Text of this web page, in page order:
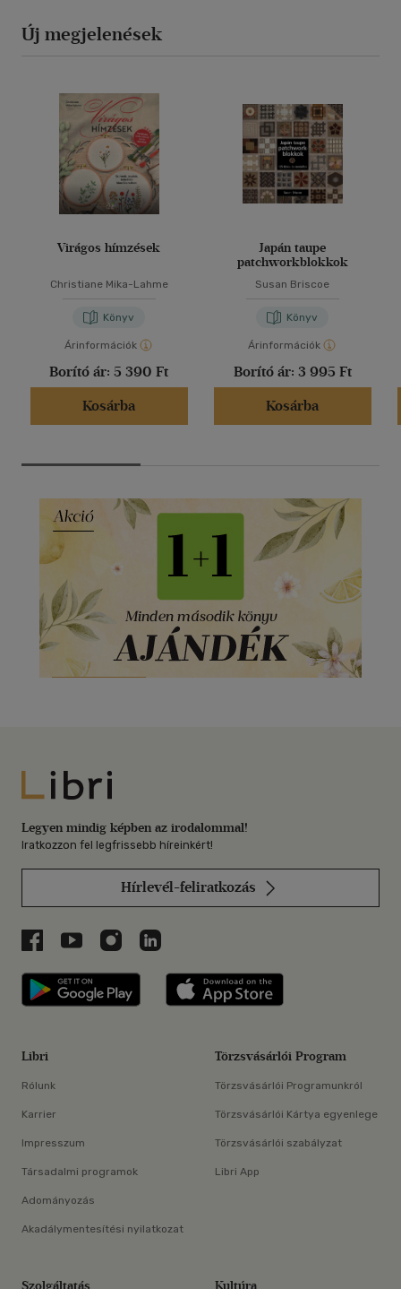
Új megjelenések
Virágos hímzések
Christiane Mika-Lahme
Könyv
Árinformációk
Borító ár: 5 390 Ft
Kosárba
Japán taupe
patchworkblokkok
Susan Briscoe
Könyv
Árinformációk
Borító ár: 3 995 Ft
Kosárba
Libri
Legyen mindig képben az irodalommal!
Iratkozzon fel legfrissebb híreinkért!
Hírlevél-feliratkozás
Libri a Facebookon
Libri a Youtube-on
Libri az Instagramon
Libri a LinkedInen
Libri applikáció Szerezd meg: Google
Libri
Rólunk
Karrier
Impresszum
Társadalmi programok
Adományozás
Akadálymentesítési nyilatkozat
Törzsvásárlói Program
Törzsvásárlói Programunkról
Törzsvásárlói Kártya egyenlege
Törzsvásárlói szabályzat
Libri App